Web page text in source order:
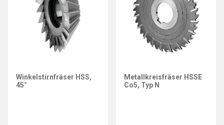
Winkelstirnfräser HSS,
45°
Metallkreisfräser HSSE
Co5, Typ N